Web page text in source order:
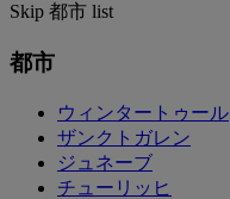
Skip 都市 list
都市
ウィンタートゥール
ザンクトガレン
ジュネーブ
チューリッヒ